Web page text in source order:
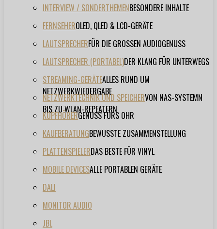
INTERVIEW / SONDERTHEMENBESONDERE INHALTE
FERNSEHEROLED, QLED & LCD-GERÄTE
LAUTSPRECHERFÜR DIE GROSSEN AUDIOGENUSS
LAUTSPRECHER (PORTABEL)DER KLANG FÜR UNTERWEGS
STREAMING-GERÄTEALLES RUND UM
NETZWERKWIEDERGABE
NETZWERKTECHNIK UND SPEICHERVON NAS-SYSTEMN
BIS ZU WLAN-REPEATERN
KOPFHÖRERGENUSS FÜRS OHR
KAUFBERATUNGBEWUSSTE ZUSAMMENSTELLUNG
PLATTENSPIELERDAS BESTE FÜR VINYL
MOBILE DEVICESALLE PORTABLEN GERÄTE
DALI
MONITOR AUDIO
JBL